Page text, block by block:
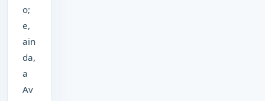
o;
e,
ain
da,
a
Av